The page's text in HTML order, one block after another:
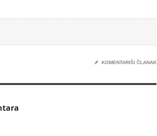
✎ KOMENTARIŠI ČLANAK